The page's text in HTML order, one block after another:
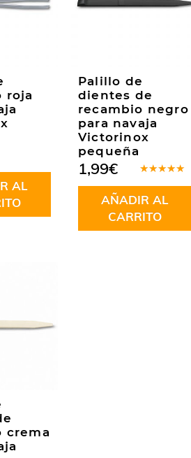
roja
AL
Palillo de
dientes de
recambio negro
para navaja
Victorinox
pequeña
en5.00de
5
1,99€
AÑADIR AL
CARRITO
crema